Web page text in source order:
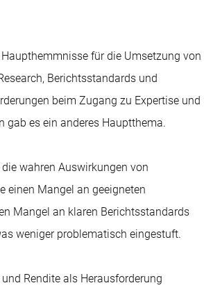
für die Umsetzung von
Berichtsstandards und
beim Zugang zu Expertise und
gab es ein anderes Hauptthema.
die wahren Auswirkungen von
einen Mangel an geeigneten
Mangel an klaren Berichtsstandards
weniger problematisch eingestuft.
Rendite als Herausforderung